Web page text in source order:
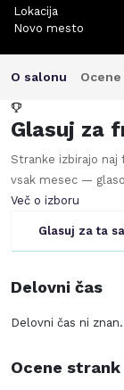
Lokacija
Novo mesto
O salonu Ocene
Glasuj za
Stranke izbirajo naj
vsak mesec —
Več o izboru
Glasuj za ta
Delovni čas
Delovni čas ni znan.
Ocene strank